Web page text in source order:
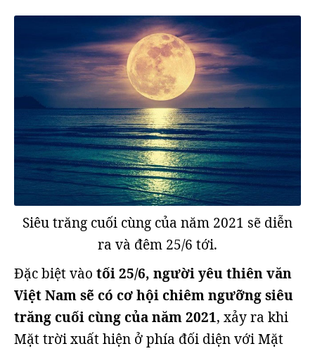
Siêu trăng cuối cùng của năm 2021 sẽ diễn
ra và đêm 25/6 tới.
Đặc biệt vào tối 25/6, người yêu thiên văn
Việt Nam sẽ có cơ hội chiêm ngưỡng siêu
trăng cuối cùng của năm 2021, xảy ra khi
Mặt trời xuất hiện ở phía đối diện với Mặt